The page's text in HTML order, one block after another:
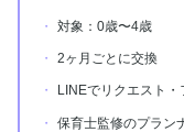
対象：0歳〜4歳
2ヶ月ごとに交換
LINEでリクエスト・
保育士監修のプラン